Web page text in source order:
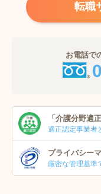
転職
お電話で
「介護分野適正
適正認定事業者
プライバシー
厳密な管理基準